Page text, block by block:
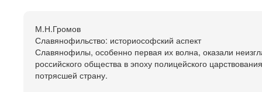
М.Н.Громов
Славянофильство: историософский аспект
Славянофилы, особенно первая их волна, оказали
российского общества в эпоху полицейского
потрясшей страну.